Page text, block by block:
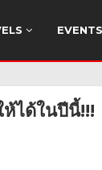
EVENTS
ได้ในปีนี้!!!